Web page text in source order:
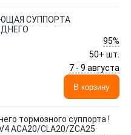
СУППОРТА
95%
50+ шт.
7 - 9 августа
В корзину
тормозного суппорта !
ACA20/CLA20/ZCA25